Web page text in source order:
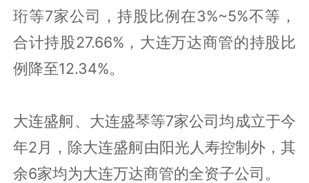
珩等7家公司，持股比例在3%~5%不等，
合计持股27.66%，大连万达商管的持股比
例降至12.34%。
大连盛舸、大连盛琴等7家公司均成立于今
年2月，除大连盛舸由阳光人寿控制外，其
余6家均为大连万达商管的全资子公司。